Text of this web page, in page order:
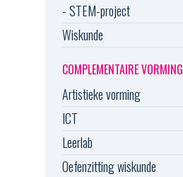
- STEM-project
Wiskunde
COMPLEMENTAIRE VORMING
Artistieke vorming
ICT
Leerlab
Oefenzitting wiskunde